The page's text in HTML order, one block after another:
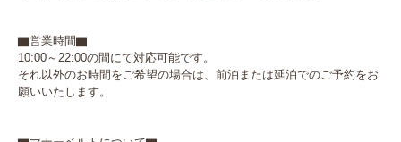
▇営業時間▇
10:00～22:00の間にて対応可能です。
それ以外のお時間をご希望の場合は、前泊または延泊でのご予約をお
願いいたします。